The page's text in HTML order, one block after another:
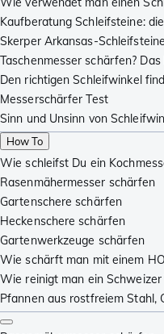
Kaufberatung Schleifsteine:
Skerper Arkansas-
Taschenmesser schärfen?
Den richtigen Schleifwinkel
Messerschärfer Test
Sinn und Unsinn von
How To
Wie schleifst Du ein
Rasenmähermesser schärfen
Gartenschere schärfen
Heckenschere schärfen
Gartenwerkzeuge schärfen
Wie schärft man mit einem
Wie reinigt man ein Schweizer
Pfannen aus rostfreiem Stahl,